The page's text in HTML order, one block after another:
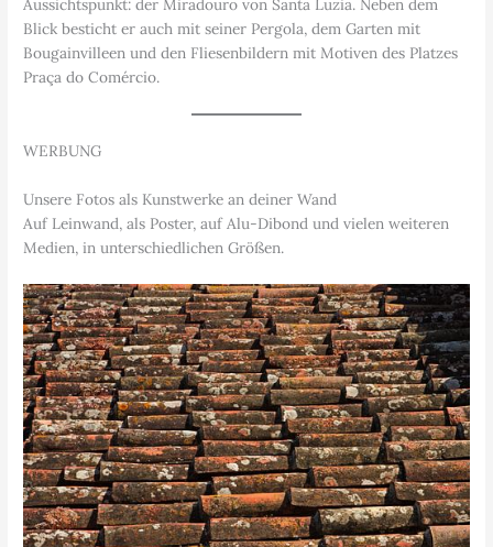
Aussichtspunkt: der Miradouro von Santa Luzia. Neben dem
Blick besticht er auch mit seiner Pergola, dem Garten mit
Bougainvilleen und den Fliesenbildern mit Motiven des Platzes
Praça do Comércio.
WERBUNG
Unsere Fotos als Kunstwerke an deiner Wand
Auf Leinwand, als Poster, auf Alu-Dibond und vielen weiteren
Medien, in unterschiedlichen Größen.